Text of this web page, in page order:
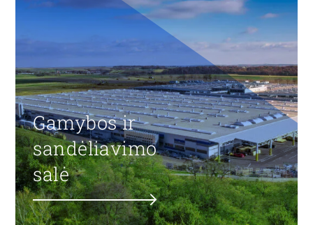
Gamybos ir
sandėliavimo
salė